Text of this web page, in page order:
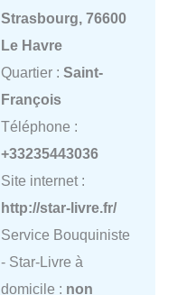
Strasbourg, 76600
Le Havre
Quartier : Saint-
François
Téléphone :
+33235443036
Site internet :
http://star-livre.fr/
Service Bouquiniste
- Star-Livre à
domicile : non